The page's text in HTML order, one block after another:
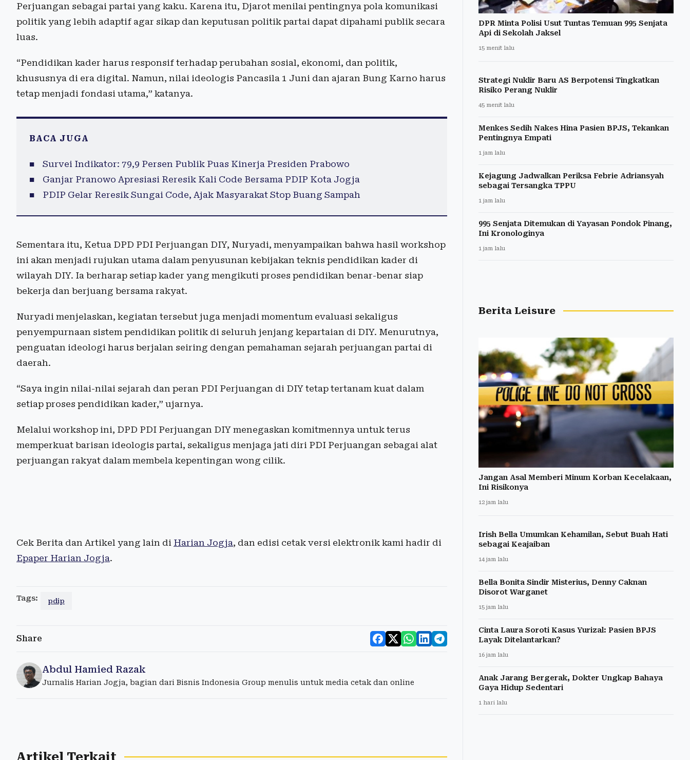
Perjuangan sebagai partai yang kaku. Karena itu, Djarot menilai pentingnya pola komunikasi
politik yang lebih adaptif agar sikap dan keputusan politik partai dapat dipahami publik secara
luas.
“Pendidikan kader harus responsif terhadap perubahan sosial, ekonomi, dan politik,
khususnya di era digital. Namun, nilai ideologis Pancasila 1 Juni dan ajaran Bung Karno harus
tetap menjadi fondasi utama,” katanya.
BACA JUGA
Survei Indikator: 79,9 Persen Publik Puas Kinerja Presiden Prabowo
Ganjar Pranowo Apresiasi Reresik Kali Code Bersama PDIP Kota Jogja
PDIP Gelar Reresik Sungai Code, Ajak Masyarakat Stop Buang Sampah
Sementara itu, Ketua DPD PDI Perjuangan DIY, Nuryadi, menyampaikan bahwa hasil workshop
ini akan menjadi rujukan utama dalam penyusunan kebijakan teknis pendidikan kader di
wilayah DIY. Ia berharap setiap kader yang mengikuti proses pendidikan benar-benar siap
bekerja dan berjuang bersama rakyat.
Nuryadi menjelaskan, kegiatan tersebut juga menjadi momentum evaluasi sekaligus
penyempurnaan sistem pendidikan politik di seluruh jenjang kepartaian di DIY. Menurutnya,
penguatan ideologi harus berjalan seiring dengan pemahaman sejarah perjuangan partai di
daerah.
“Saya ingin nilai-nilai sejarah dan peran PDI Perjuangan di DIY tetap tertanam kuat dalam
setiap proses pendidikan kader,” ujarnya.
Melalui workshop ini, DPD PDI Perjuangan DIY menegaskan komitmennya untuk terus
memperkuat barisan ideologis partai, sekaligus menjaga jati diri PDI Perjuangan sebagai alat
perjuangan rakyat dalam membela kepentingan wong cilik.
Cek Berita dan Artikel yang lain di Harian Jogja, dan edisi cetak versi elektronik kami hadir di
Epaper Harian Jogja.
Tags: pdip
Share
Abdul Hamied Razak
Jurnalis Harian Jogja, bagian dari Bisnis Indonesia Group menulis untuk media cetak dan online
Artikel Terkait
DPR Minta Polisi Usut Tuntas Temuan 995 Senjata
Api di Sekolah Jaksel
15 menit lalu
Strategi Nuklir Baru AS Berpotensi Tingkatkan
Risiko Perang Nuklir
45 menit lalu
Menkes Sedih Nakes Hina Pasien BPJS, Tekankan
Pentingnya Empati
1 jam lalu
Kejagung Jadwalkan Periksa Febrie Adriansyah
sebagai Tersangka TPPU
1 jam lalu
995 Senjata Ditemukan di Yayasan Pondok Pinang,
Ini Kronologinya
1 jam lalu
Berita Leisure
Jangan Asal Memberi Minum Korban Kecelakaan,
Ini Risikonya
12 jam lalu
Irish Bella Umumkan Kehamilan, Sebut Buah Hati
sebagai Keajaiban
14 jam lalu
Bella Bonita Sindir Misterius, Denny Caknan
Disorot Warganet
15 jam lalu
Cinta Laura Soroti Kasus Yurizal: Pasien BPJS
Layak Ditelantarkan?
16 jam lalu
Anak Jarang Bergerak, Dokter Ungkap Bahaya
Gaya Hidup Sedentari
1 hari lalu